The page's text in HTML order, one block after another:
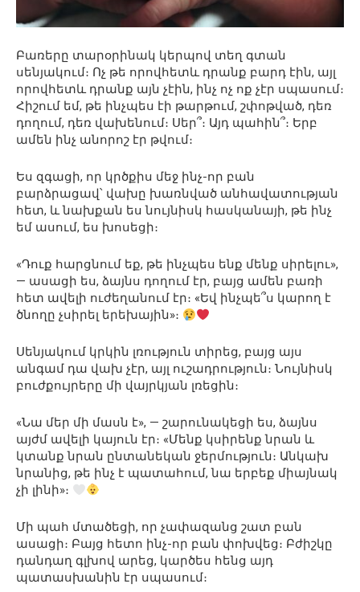
Բառերը տարօրինակ կերպով տեղ գտան
սենյակում։ Ոչ թե որովհետև դրանք բարդ էին, այլ
որովհետև դրանք այն չէին, ինչ ոչ ոք չէր սպասում։
Հիշում եմ, թե ինչպես էի թարթում, շփոթված, դեռ
դողում, դեռ վախենում։ Սեր՞։ Այդ պահին՞։ Երբ
ամեն ինչ անորոշ էր թվում։
Ես զգացի, որ կրծքիս մեջ ինչ-որ բան
բարձրացավ՝ վախը խառնված անհավատության
հետ, և նախքան ես նույնիսկ հասկանայի, թե ինչ
եմ ասում, ես խոսեցի։
«Դուք հարցնում եք, թե ինչպես ենք մենք սիրելու»,
— ասացի ես, ձայնս դողում էր, բայց ամեն բառի
հետ ավելի ուժեղանում էր։ «Եվ ինչպե՞ս կարող է
ծնողը չսիրել երեխային»։
Սենյակում կրկին լռություն տիրեց, բայց այս
անգամ դա վախ չէր, այլ ուշադրություն։ Նույնիսկ
բուժքույրերը մի վայրկյան լռեցին։
«Նա մեր մի մասն է», — շարունակեցի ես, ձայնս
այժմ ավելի կայուն էր։ «Մենք կսիրենք նրան և
կտանք նրան ընտանեկան ջերմություն։ Անկախ
նրանից, թե ինչ է պատահում, նա երբեք միայնակ
չի լինի»։
Մի պահ մտածեցի, որ չափազանց շատ բան
ասացի։ Բայց հետո ինչ-որ բան փոխվեց։ Բժիշկը
դանդաղ գլխով արեց, կարծես հենց այդ
պատասխանին էր սպասում։